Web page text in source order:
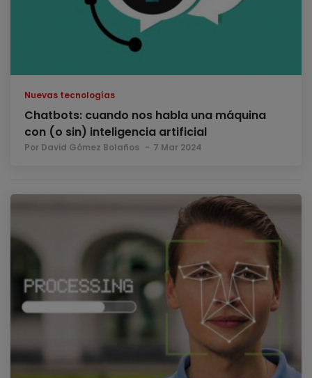
Nuevas tecnologías
Chatbots: cuando nos habla una máquina
con (o sin) inteligencia artificial
Por David Gómez Bolaños 7 Mar 2024